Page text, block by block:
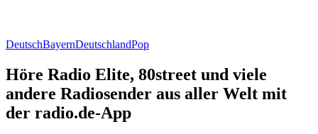
DeutschBayernDeutschlandPop
Höre Radio Elite, 80street und viele
andere Radiosender aus aller Welt mit
der radio.de-App